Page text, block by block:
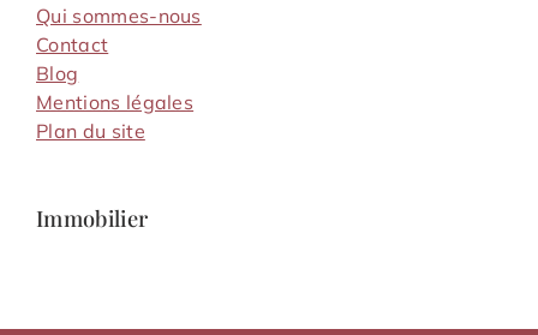
Qui sommes-nous
Contact
Blog
Mentions légales
Plan du site
Immobilier